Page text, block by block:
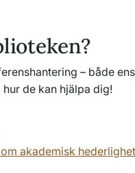
– både
de kan hjälpa dig!
akademisk hederlighet